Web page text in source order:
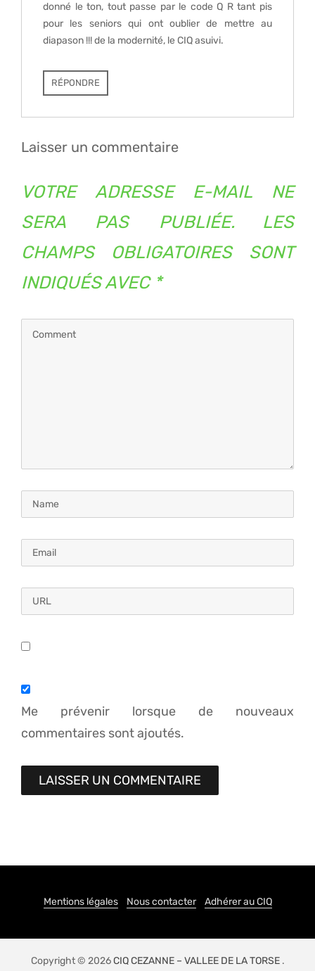
donné le ton, tout passe par le code Q R tant pis
pour les seniors qui ont oublier de mettre au
diapason !!! de la modernité, le CIQ asuivi.
RÉPONDRE
Laisser un commentaire
VOTRE ADRESSE E-MAIL NE
SERA PAS PUBLIÉE.
LES
CHAMPS OBLIGATOIRES SONT
INDIQUÉS AVEC *
Me prévenir lorsque de nouveaux
commentaires sont ajoutés.
Mentions légales Nous contacter Adhérer au CIQ
Copyright © 2026CIQ CEZANNE – VALLEE DE LA TORSE.